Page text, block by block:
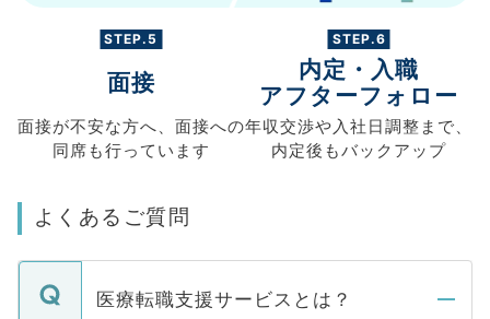
STEP.5
面接
面接が不安な方へ、 面接への
同席も行っています
STEP.6
内定・入職
アフターフォロー
年収交渉や入社日調整まで、
内定後もバックアップ
よくあるご質問
医療転職支援サービスとは？